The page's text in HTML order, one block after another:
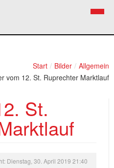
Start / Bilder / Allgemein
vom 12. St. Ruprechter Marktlauf
St.
Dienstag, 30. April 2019 21:40